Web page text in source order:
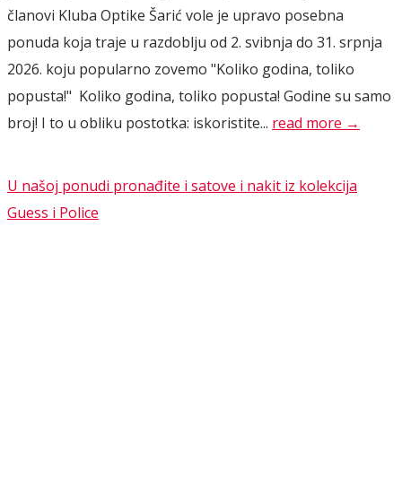
članovi Kluba Optike Šarić vole je upravo posebna
ponuda koja traje u razdoblju od 2. svibnja do 31. srpnja
2026. koju popularno zovemo "Koliko godina, toliko
popusta!" Koliko godina, toliko popusta! Godine su samo
broj! I to u obliku postotka: iskoristite... read more →
U našoj ponudi pronađite i satove i nakit iz kolekcija
Guess i Police